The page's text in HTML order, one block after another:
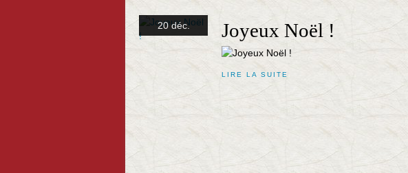
20 déc. Joyeux Noël !
LIRE LA SUITE